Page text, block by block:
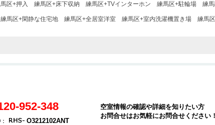
区+押入 練馬区+床下収納 練馬区+TVインターホン 練馬区+駐輪場 練
練馬区+閑静な住宅地 練馬区+全居室洋室 練馬区+室内洗濯機置き場 練馬
952-348
O3212102ANT
空室情報の確認や詳細を知りたい方
お問合せはお気軽にお問合せください！